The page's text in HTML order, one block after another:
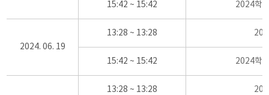
15:42 ~ 15:42 2024학
2024. 06. 19
13:28 ~ 13:28
15:42 ~ 15:42 2024학
13:28 ~ 13:28